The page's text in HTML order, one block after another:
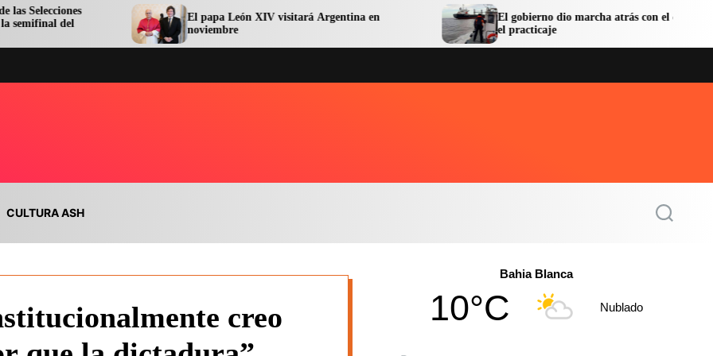
El papa León XIV visitará Argentina en
noviembre
El gobierno dio marcha atrás con el decreto sobre
el practicaje
CULTURA ASH
S
creo
Bahia Blanca
10°C Nublado